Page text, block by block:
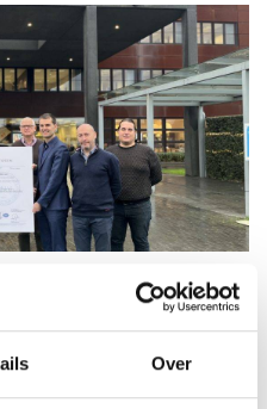
Over
fors in op de beveiliging
hun ISO 27001-certificaat